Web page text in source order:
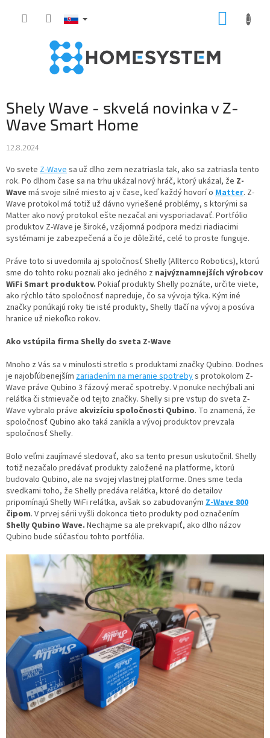
Shely Wave - skvelá novinka v Z-
Wave Smart Home
12.8.2024
Vo svete Z-Wave sa už dlho zem nezatriasla tak, ako sa zatriasla tento
rok. Po dlhom čase sa na trhu ukázal nový hráč, ktorý ukázal, že Z-
Wave má svoje silné miesto aj v čase, keď každý hovorí o Matter. Z-
Wave protokol má totiž už dávno vyriešené problémy, s ktorými sa
Matter ako nový protokol ešte nezačal ani vysporiadavať. Portfólio
produktov Z-Wave je široké, vzájomná podpora medzi riadiacimi
systémami je zabezpečená a čo je dôležité, celé to proste funguje.
Práve toto si uvedomila aj spoločnosť Shelly (Allterco Robotics), ktorú
sme do tohto roku poznali ako jedného z najvýznamnejších výrobcov
WiFi Smart produktov. Pokiaľ produkty Shelly poznáte, určite viete,
ako rýchlo táto spoločnosť napreduje, čo sa vývoja týka. Kým iné
značky ponúkajú roky tie isté produkty, Shelly tlačí na vývoj a posúva
hranice už niekoľko rokov.
Ako vstúpila firma Shelly do sveta Z-Wave
Mnoho z Vás sa v minulosti stretlo s produktami značky Qubino. Dodnes
je najobľúbenejším zariadením na meranie spotrebys protokolom Z-
Wave práve Qubino 3 fázový merač spotreby. V ponuke nechýbali ani
relátka či stmievače od tejto značky. Shelly si pre vstup do sveta Z-
Wave vybralo práve akvizíciu spoločnosti Qubino. To znamená, že
spoločnosť Qubino ako taká zanikla a vývoj produktov prevzala
spoločnosť Shelly.
Bolo veľmi zaujímavé sledovať, ako sa tento presun uskutočnil. Shelly
totiž nezačalo predávať produkty založené na platforme, ktorú
budovalo Qubino, ale na svojej vlastnej platforme. Dnes sme teda
svedkami toho, že Shelly predáva relátka, ktoré do detailov
pripomínajú Shelly WiFi relátka, avšak so zabudovaným Z-Wave 800
čipom. V prvej sérii vyšli dokonca tieto produkty pod označením
Shelly Qubino Wave. Nechajme sa ale prekvapiť, ako dlho názov
Qubino bude súčasťou tohto portfólia.